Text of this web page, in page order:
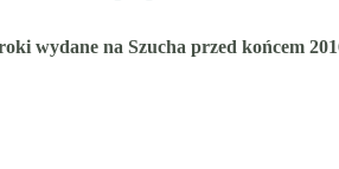
wydane na Szucha przed końcem